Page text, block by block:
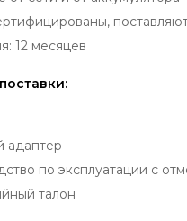
12 месяцев
адаптер
по эксплуатации с
талон